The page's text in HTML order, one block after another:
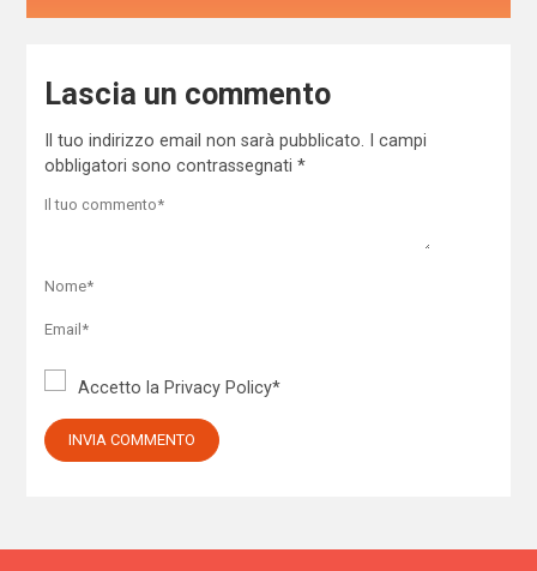
Lascia un commento
Il tuo indirizzo email non sarà pubblicato.
I campi
obbligatori sono contrassegnati *
Accetto la Privacy Policy*